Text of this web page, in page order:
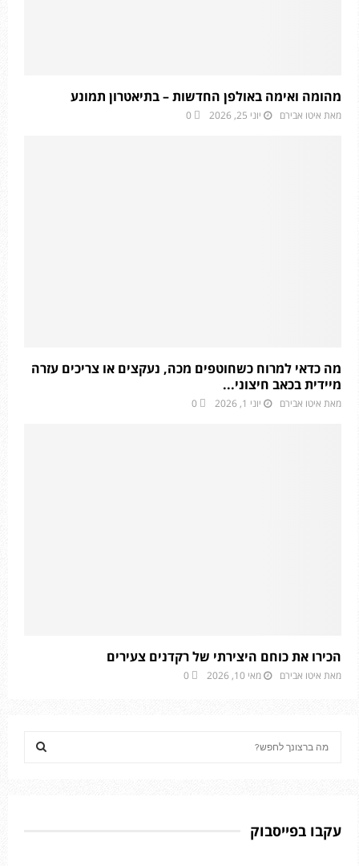
מהומה ואימה באולפן החדשות – בתיאטרון תמונע
מאת איטו אבירם יוני 25, 2026 0
מה כדאי למרוח כשחוטפים מכה, נעקצים או צריכים עזרה
מיידית בכאב חיצוני...
מאת איטו אבירם יוני 1, 2026 0
הכירו את כוחם היצירתי של רקדנים צעירים
מאת איטו אבירם מאי 10, 2026 0
h
f
עקבו בפייסבוק